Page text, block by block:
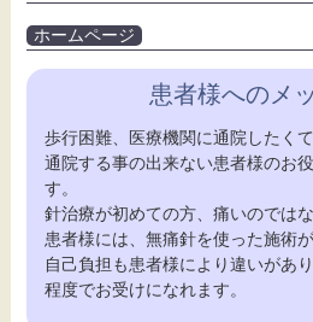
ホームページ
患者様へのメ
歩行困難、医療機関に通院したく
通院する事の出来ない患者様のお
す。
針治療が初めての方、痛いのでは
患者様には、無痛針を使った施術
自己負担も患者様により違いがあ
程度でお受けになれます。